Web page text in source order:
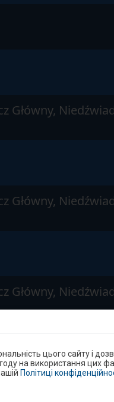
Główny,
Główny,
Główny,
цього сайту і
на використання цих
Політиці